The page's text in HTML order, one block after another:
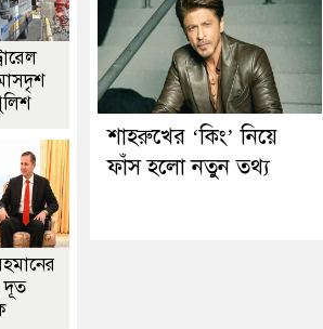
শাহরুখের ‘কিং’ নিয়ে
ফাঁস হলো নতুন তথ্য
দূত